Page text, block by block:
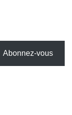
Abonnez-vous